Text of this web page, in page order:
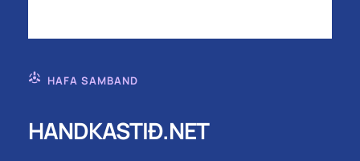
HAFA SAMBAND
HANDKASTIÐ.NET